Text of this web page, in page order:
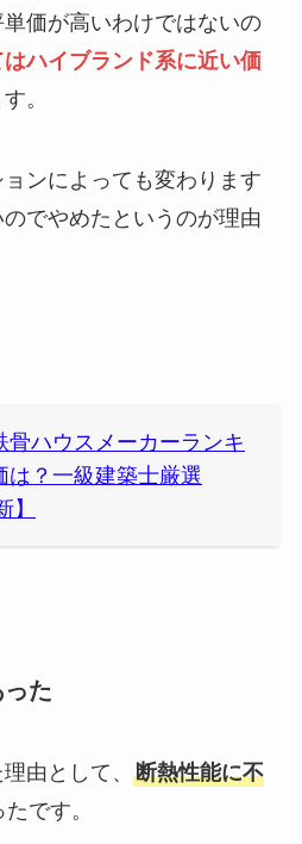
単価が高いわけではないの
ハイブランド系に近い価
。
ンによっても変わります
でやめたというのが理由
骨ハウスメーカーランキ
は？一級建築士厳選
】
た
由として、 断熱性能に不
です。